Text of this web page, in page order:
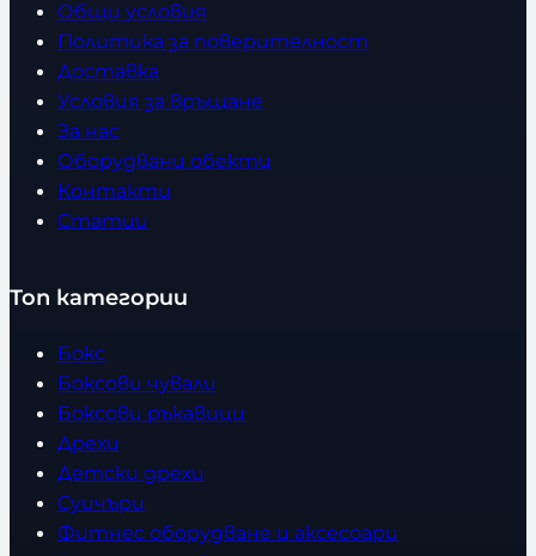
Общи условия
Политика за поверителност
Доставка
Условия за връщане
За нас
Оборудвани обекти
Контакти
Статии
Топ категории
Бокс
Боксови чували
Боксови ръкавици
Дрехи
Детски дрехи
Суичъри
Фитнес оборудване и аксесоари